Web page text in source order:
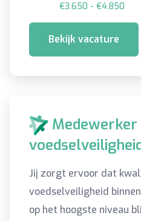
€3.650 - €4.850
Bekijk vacature
Medewerker
Jij zorgt ervoor dat
voedselveiligheid
op het hoogste niveau